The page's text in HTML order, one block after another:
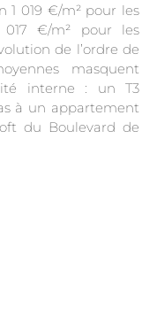
1 019 €/m² pour les
017 €/m² pour les
de l’ordre de
masquent
interne : un T3
à un appartement
du Boulevard de